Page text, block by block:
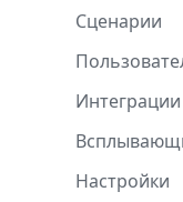
Сценарии
Интеграции
Настройки